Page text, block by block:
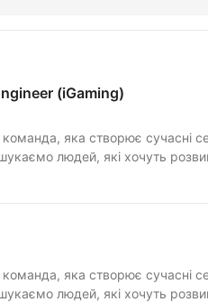
(iGaming)
яка створює сучасні
людей, які хочуть
яка створює сучасні
людей, які хочуть